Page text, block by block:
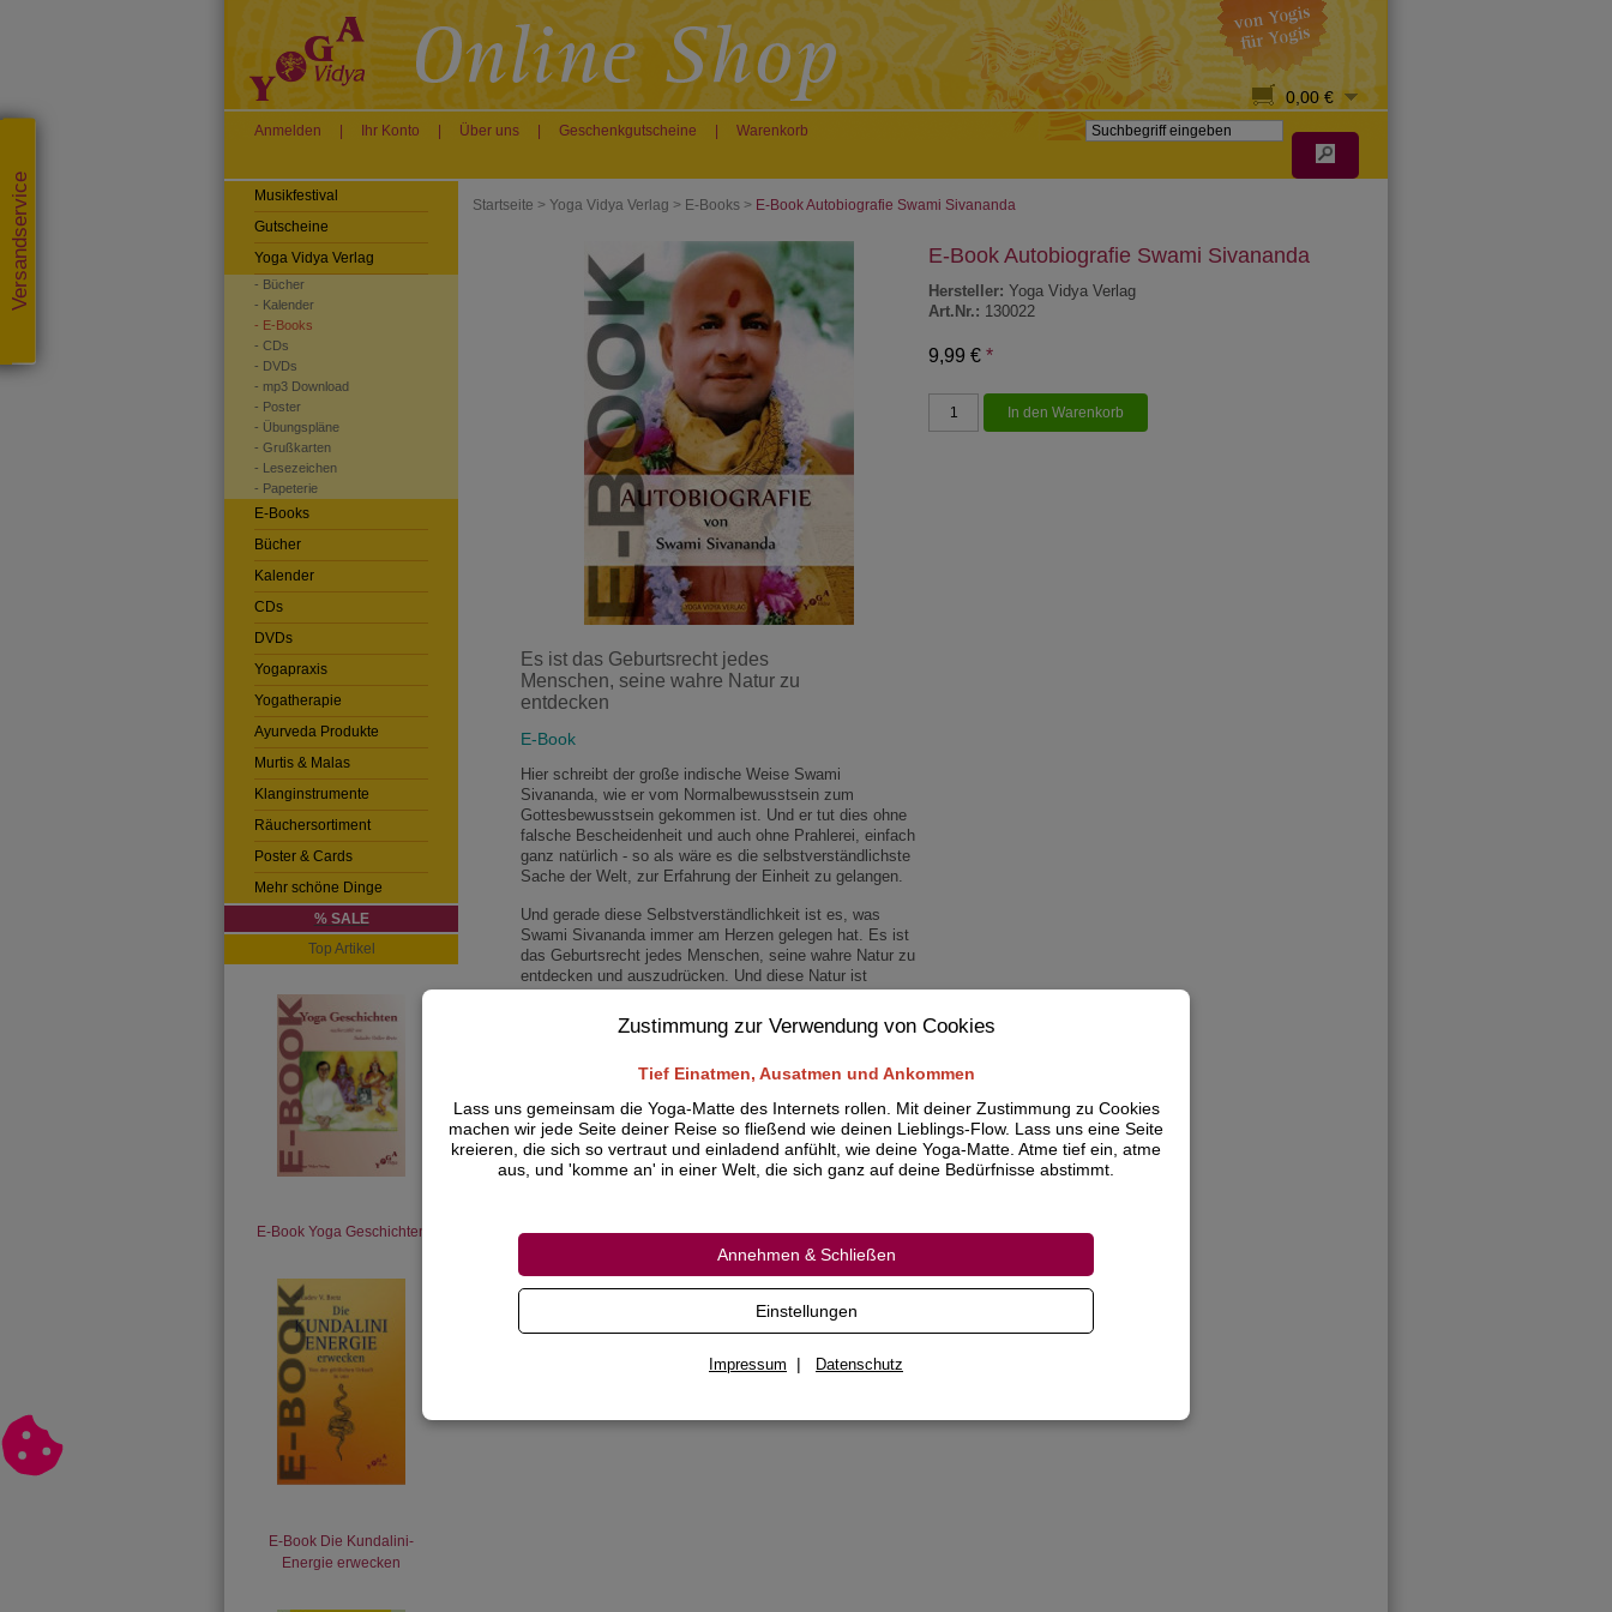
Versandservice
0,00 €
Anmelden Ihr Konto Über uns Geschenkgutscheine Warenkorb
Startseite > Yoga Vidya Verlag > E-Books > E-Book Autobiografie Swami Sivananda
Es ist das Geburtsrecht jedes
Menschen, seine wahre Natur zu
entdecken
E-Book
Hier schreibt der große indische Weise Swami
Sivananda, wie er vom Normalbewusstsein zum
Gottesbewusstsein gekommen ist. Und er tut dies ohne
falsche Bescheidenheit und auch ohne Prahlerei, einfach
ganz natürlich - so als wäre es die selbstverständlichste
Sache der Welt, zur Erfahrung der Einheit zu gelangen.
Und gerade diese Selbstverständlichkeit ist es, was
Swami Sivananda immer am Herzen gelegen hat. Es ist
das Geburtsrecht jedes Menschen, seine wahre Natur zu
entdecken und auszudrücken. Und diese Natur ist
Mystiker verschiedenster Traditionen.
wirst. Du musst es immer wieder lesen um das zu
Gegenwart eines großen Meisters. Vielleicht wirst du
dabei spüren, was schon viele Leser dieses Buches
erfahren haben: Swami Sivananda wird lebendig für dich,
er inspiriert dich. Vielleicht spürst du sogar, dass dein
Führung brauchst, blättere in diesem Buch! Du wirst auf
wunderbare Weise Führung und Kraft spüren.
". ​
E-Book Autobiografie Swami Sivananda
Hersteller: Yoga Vidya Verlag
Art.Nr.: 130022
9,99 € *
Musikfestival
Gutscheine
Yoga Vidya Verlag
- Bücher
- Kalender
- E-Books
- CDs
- DVDs
- mp3 Download
- Poster
- Übungspläne
- Grußkarten
- Lesezeichen
- Papeterie
E-Books
Bücher
Kalender
CDs
DVDs
Yogapraxis
Yogatherapie
Ayurveda Produkte
Murtis & Malas
Klanginstrumente
Räuchersortiment
Poster & Cards
Mehr schöne Dinge
% SALE
Top Artikel
E-Book Yoga Geschichten
E-Book Die Kundalini-
Energie erwecken
Zustimmung zur Verwendung von Cookies
Tief Einatmen, Ausatmen und Ankommen
Lass uns gemeinsam die Yoga-Matte des Internets rollen. Mit deiner Zustimmung zu Cookies
machen wir jede Seite deiner Reise so fließend wie deinen Lieblings-Flow. Lass uns eine Seite
kreieren, die sich so vertraut und einladend anfühlt, wie deine Yoga-Matte. Atme tief ein, atme
aus, und 'komme an' in einer Welt, die sich ganz auf deine Bedürfnisse abstimmt.
Annehmen & Schließen
Einstellungen
Impressum | Datenschutz